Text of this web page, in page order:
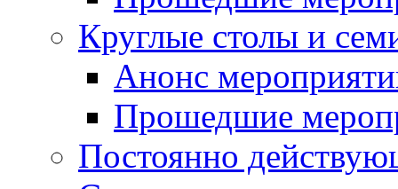
Круглые столы и
Анонс
Прошедшие
Постоянно